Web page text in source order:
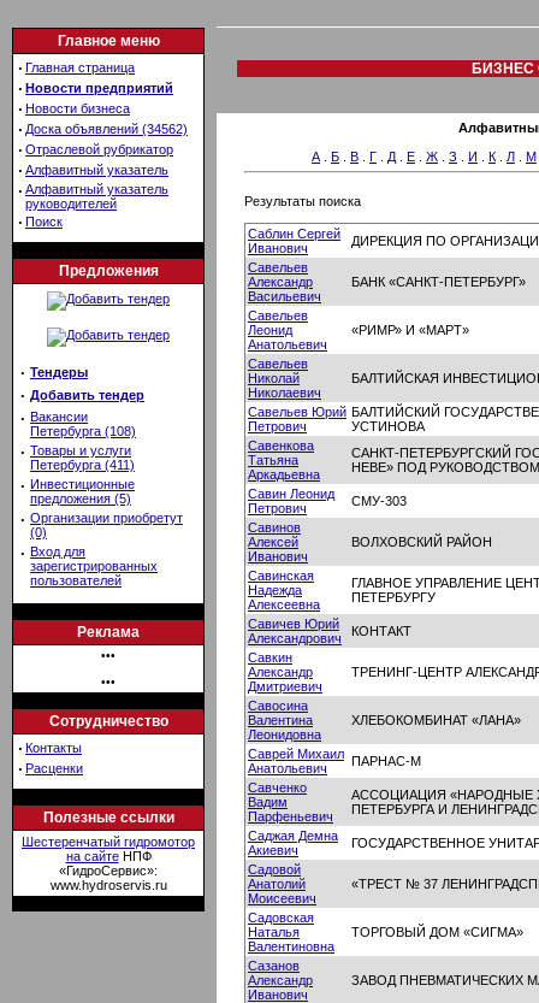
Главное меню
· Главная страница
· Новости предприятий
· Новости бизнеса
· Доска объявлений (34562)
· Отраслевой рубрикатор
· Алфавитный указатель
· Алфавитный указатель
руководителей
· Поиск
Предложения
· Тендеры
· Добавить тендер
· Вакансии
Петербурга (108)
· Товары и услуги
Петербурга (411)
· Инвестиционные
предложения (5)
· Организации приобретут
(0)
· Вход для
зарегистрированных
пользователей
Реклама
•••
•••
Сотрудничество
· Контакты
· Расценки
Полезные ссылки
Шестеренчатый гидромотор
на сайтеНПФ
«ГидроСервис»:
www.hydroservis.ru
БИЗНЕС
А
Б В Г Д Е Ж З И К Л М
Результаты поиска
Саблин Сергей
Иванович
ДИРЕКЦИЯ ПО
Савельев
Александр
Васильевич
БАНК «САНКТ-ПЕТЕРБУРГ»
Савельев
Леонид
Анатольевич
«РИМР» И «МАРТ»
Савельев
Николай
Николаевич
БАЛТИЙСКАЯ
Савельев Юрий
Петрович
БАЛТИЙСКИЙ
УСТИНОВА
Савенкова
Татьяна
Аркадьевна
САНКТ-ПЕТЕРБУРГСКИЙ
НЕВЕ» ПОД
Савин Леонид
Петрович
СМУ-303
Савинов
Алексей
Иванович
ВОЛХОВСКИЙ РАЙОН
Савинская
Надежда
Алексеевна
ГЛАВНОЕ УПРАВЛЕНИЕ
ПЕТЕРБУРГУ
Савичев Юрий
Александрович
КОНТАКТ
Савкин
Александр
Дмитриевич
ТРЕНИНГ-ЦЕНТР
Савосина
Валентина
Леонидовна
ХЛЕБОКОМБИНАТ «ЛАНА»
Саврей Михаил
Анатольевич
ПАРНАС-М
Савченко
Вадим
Парфеньевич
АССОЦИАЦИЯ «НАРОДНЫЕ
ПЕТЕРБУРГА И
Саджая Демна
Акиевич
ГОСУДАРСТВЕННОЕ
Садовой
Анатолий
Моисеевич
«ТРЕСТ № 37
Садовская
Наталья
Валентиновна
ТОРГОВЫЙ ДОМ «СИГМА»
Сазанов
Александр
Иванович
ЗАВОД ПНЕВМАТИЧЕСКИХ